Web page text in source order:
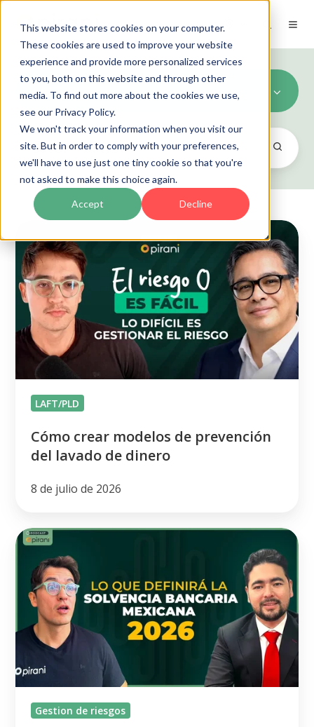
This website stores cookies on your computer.
These cookies are used to improve your website
experience and provide more personalized services
to you, both on this website and through other
media. To find out more about the cookies we use,
see our Privacy Policy.
We won't track your information when you visit our
site. But in order to comply with your preferences,
we'll have to use just one tiny cookie so that you're
not asked to make this choice again.
Accept Decline
ES
LAFT/PLD
crear
modelos
de
prevención
del
lavado
LAFT/PLD
Cómo crear modelos de prevención
del lavado de dinero
8 de julio de 2026
Lo
definirá
solvencia
bancaria
mexicana
en
Gestion de riesgos